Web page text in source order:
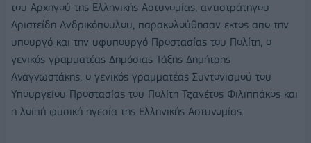
του Αρχηγού της Ελληνικής Αστυνομίας, αντιστράτηγου
Αριστείδη Ανδρικόπουλου, παρακολούθησαν εκτος απο την
υπουργό και την υφυπουργό Προστασίας του Πολίτη, ο
γενικός γραμματέας Δημόσιας Τάξης Δημήτρης
Αναγνωστάκης, ο γενικός γραμματέας Συντονισμού του
Υπουργείου Προστασίας του Πολίτη Τζανέτος Φιλιππάκος και
η λοιπή φυσική ηγεσία της Ελληνικής Αστυνομίας.